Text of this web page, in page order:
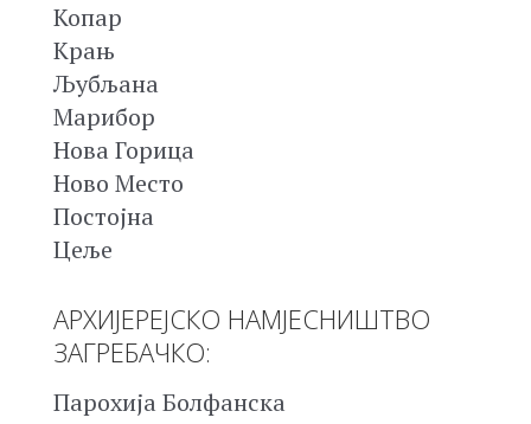
Копар
Крањ
Љубљана
Марибор
Нова Горица
Ново Место
Постојна
Цеље
АРХИЈЕРЕЈСКО НАМЈЕСНИШТВО
ЗАГРЕБАЧКО:
Парохија Болфанска